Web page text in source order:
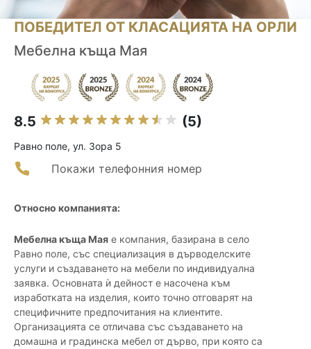
ПОБЕДИТЕЛ ОТ КЛАСАЦИЯТА НА ОРЛИ
Мебелна къща Мая
8.5 (5)
Равно поле, ул. Зора 5
Покажи телефонния номер
Относно компанията:
Мебелна къща Мая е компания, базирана в село
Равно поле, със специализация в дърводелските
услуги и създаването на мебели по индивидуална
заявка. Основната ѝ дейност е насочена към
изработката на изделия, които точно отговарят на
специфичните предпочитания на клиентите.
Организацията се отличава със създаването на
домашна и градинска мебел от дърво, при която са